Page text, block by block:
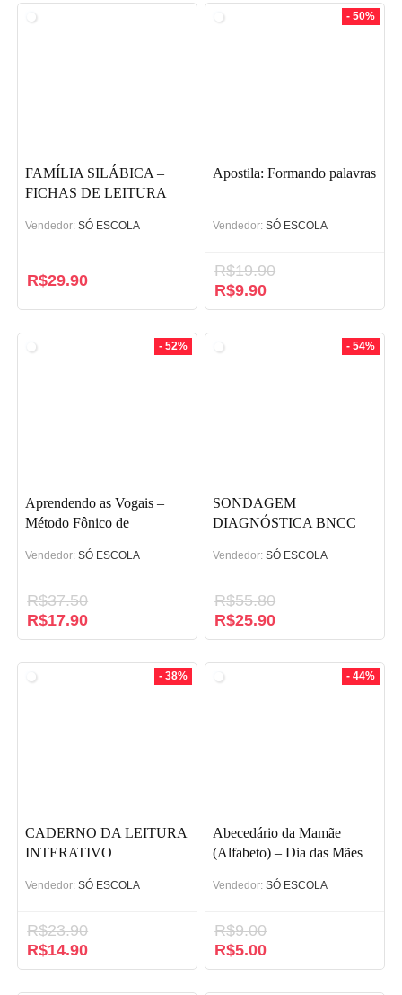
FAMÍLIA SILÁBICA –
FICHAS DE LEITURA
Vendedor: SÓ ESCOLA
R$29.90
- 50%
Apostila: Formando palavras
Vendedor: SÓ ESCOLA
R$19.90
O
preço
R$9.90O
preço
- 52%
Aprendendo as Vogais –
Método Fônico de
Vendedor: SÓ ESCOLA
R$37.50
O
preço
R$17.90O
preço
- 54%
SONDAGEM
DIAGNÓSTICA BNCC
Vendedor: SÓ ESCOLA
R$55.80
O
preço
R$25.90O
preço
- 38%
CADERNO DA LEITURA
INTERATIVO
Vendedor: SÓ ESCOLA
R$23.90
O
preço
R$14.90O
preço
- 44%
Abecedário da Mamãe
(Alfabeto) – Dia das Mães
Vendedor: SÓ ESCOLA
R$9.00
O
preço
R$5.00O
preço